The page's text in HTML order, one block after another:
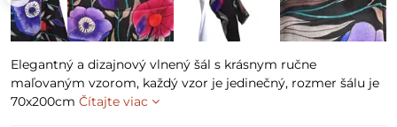
Elegantný a dizajnový vlnený šál s krásnym ručne
maľovaným vzorom, každý vzor je jedinečný, rozmer šálu je
70x200cm Čítajte viac